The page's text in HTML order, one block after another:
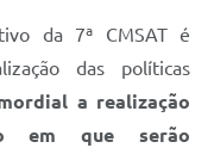
da 7ª CMSAT é
das políticas
a realização
em que serão